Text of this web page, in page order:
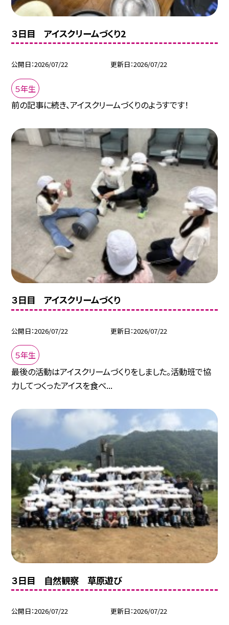
３日目 アイスクリームづくり2
公開日 2026/07/22 更新日 2026/07/22
５年生
前の記事に続き、アイスクリームづくりのようすです！
３日目 アイスクリームづくり
公開日 2026/07/22 更新日 2026/07/22
５年生
最後の活動はアイスクリームづくりをしました。活動班で協
力してつくったアイスを食べ...
３日目 自然観察 草原遊び
公開日 2026/07/22 更新日 2026/07/22